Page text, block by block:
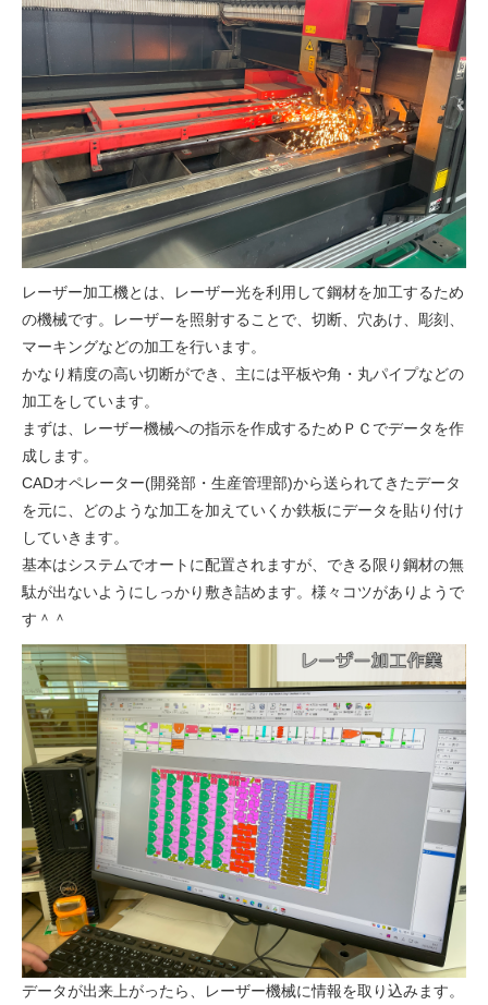
レーザー加工機とは、レーザー光を利用して鋼材を加工するため
の機械です。レーザーを照射することで、切断、穴あけ、彫刻、
マーキングなどの加工を行います。
かなり精度の高い切断ができ、主には平板や角・丸パイプなどの
加工をしています。
まずは、レーザー機械への指示を作成するためＰＣでデータを作
成します。
CADオペレーター(開発部・生産管理部)から送られてきたデータ
を元に、どのような加工を加えていくか鉄板にデータを貼り付け
していきます。
基本はシステムでオートに配置されますが、できる限り鋼材の無
駄が出ないようにしっかり敷き詰めます。様々コツがありようで
す＾＾
データが出来上がったら、レーザー機械に情報を取り込みます。